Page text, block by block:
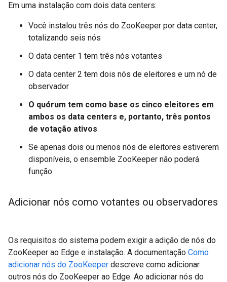
Em uma instalação com dois data centers:
Você instalou três nós do ZooKeeper por data center,
totalizando seis nós
O data center 1 tem três nós votantes
O data center 2 tem dois nós de eleitores e um nó de
observador
O quórum tem como base os cinco eleitores em
ambos os data centers e, portanto, três pontos
de votação ativos
Se apenas dois ou menos nós de eleitores estiverem
disponíveis, o ensemble ZooKeeper não poderá
função
Adicionar nós como votantes ou observadores
Os requisitos do sistema podem exigir a adição de nós do
ZooKeeper ao Edge e instalação. A documentação Como
adicionar nós do ZooKeeper descreve como adicionar
outros nós do ZooKeeper ao Edge. Ao adicionar nós do